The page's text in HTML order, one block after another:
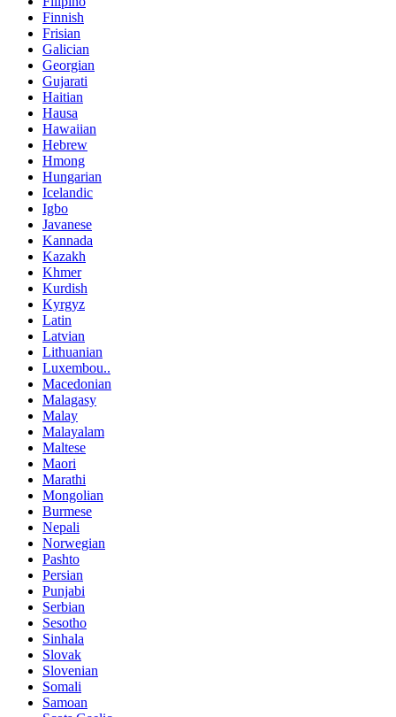
Finnish
Frisian
Galician
Georgian
Gujarati
Haitian
Hausa
Hawaiian
Hebrew
Hmong
Hungarian
Icelandic
Igbo
Javanese
Kannada
Kazakh
Khmer
Kurdish
Kyrgyz
Latin
Latvian
Lithuanian
Luxembou..
Macedonian
Malagasy
Malay
Malayalam
Maltese
Maori
Marathi
Mongolian
Burmese
Nepali
Norwegian
Pashto
Persian
Punjabi
Serbian
Sesotho
Sinhala
Slovak
Slovenian
Somali
Samoan